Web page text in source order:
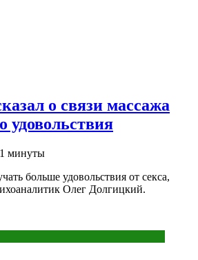
о связи массажа
удовольствия
1 минуты
больше удовольствия от секса,
Олег Долгицкий.